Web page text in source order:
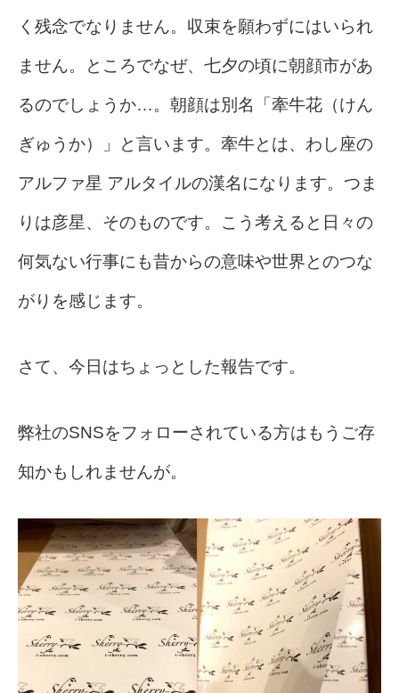
く残念でなりません。収束を願わずにはいられ
ません。ところでなぜ、七夕の頃に朝顔市があ
るのでしょうか…。朝顔は別名「牽牛花（けん
ぎゅうか）」と言います。牽牛とは、わし座の
アルファ星 アルタイルの漢名になります。つま
りは彦星、そのものです。こう考えると日々の
何気ない行事にも昔からの意味や世界とのつな
がりを感じます。
さて、今日はちょっとした報告です。
弊社のSNSをフォローされている方はもうご存
知かもしれませんが。